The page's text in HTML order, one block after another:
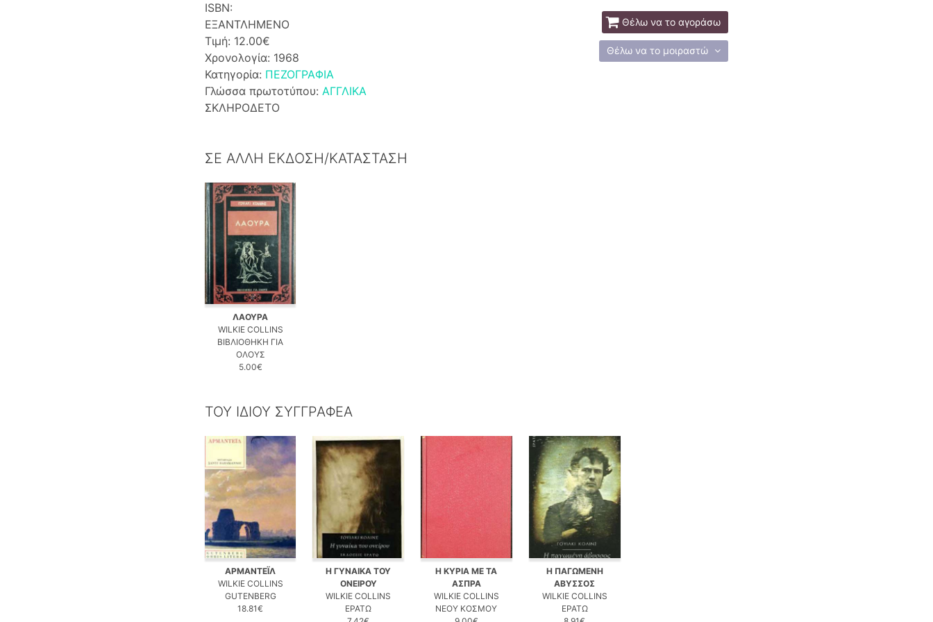
ISBN:
ΕΞΑΝΤΛΗΜΕΝΟ
Τιμή: 12.00€
Χρονολογία: 1968
Κατηγορία: ΠΕΖΟΓΡΑΦΙΑ
Γλώσσα πρωτοτύπου: ΑΓΓΛΙΚΑ
ΣΚΛΗΡΟΔΕΤΟ
Θέλω να το αγοράσω
Θέλω να το μοιραστώ
ΣΕ ΑΛΛΗ ΕΚΔΟΣΗ/ΚΑΤΑΣΤΑΣΗ
ΛΑΟΥΡΑ
WILKIE COLLINS
ΒΙΒΛΙΟΘΗΚΗ ΓΙΑ
ΟΛΟΥΣ
5.00€
ΤΟΥ ΙΔΙΟΥ ΣΥΓΓΡΑΦΕΑ
ΑΡΜΑΝΤΕΪΛ
WILKIE COLLINS
GUTENBERG
18.81€
Η ΓΥΝΑΙΚΑ ΤΟΥ
ΟΝΕΙΡΟΥ
WILKIE COLLINS
ΕΡΑΤΩ
Η ΚΥΡΙΑ ΜΕ ΤΑ
ΑΣΠΡΑ
WILKIE COLLINS
ΝΕΟΥ ΚΟΣΜΟΥ
Η ΠΑΓΩΜΕΝΗ
ΑΒΥΣΣΟΣ
WILKIE COLLINS
ΕΡΑΤΩ